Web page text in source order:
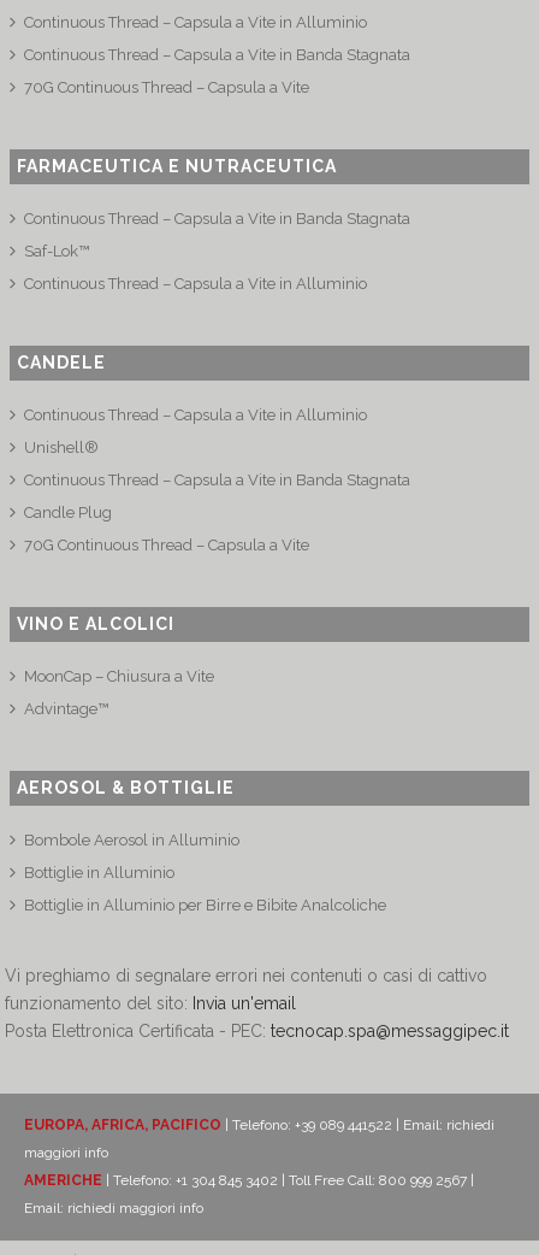
Continuous Thread – Capsula a Vite in Alluminio
Continuous Thread – Capsula a Vite in Banda Stagnata
70G Continuous Thread – Capsula a Vite
FARMACEUTICA E NUTRACEUTICA
Continuous Thread – Capsula a Vite in Banda Stagnata
Saf-Lok™
Continuous Thread – Capsula a Vite in Alluminio
CANDELE
Continuous Thread – Capsula a Vite in Alluminio
Unishell®
Continuous Thread – Capsula a Vite in Banda Stagnata
Candle Plug
70G Continuous Thread – Capsula a Vite
VINO E ALCOLICI
MoonCap – Chiusura a Vite
Advintage™
AEROSOL & BOTTIGLIE
Bombole Aerosol in Alluminio
Bottiglie in Alluminio
Bottiglie in Alluminio per Birre e Bibite Analcoliche
Vi preghiamo di segnalare errori nei contenuti o casi di cattivo
funzionamento del sito: Invia un'email
Posta Elettronica Certificata - PEC:tecnocap.spa@messaggipec.it
EUROPA, AFRICA, PACIFICO | Telefono: +39 089 441522 | Email: richiedi
maggiori info
AMERICHE | Telefono: +1 304 845 3402 | Toll Free Call: 800 999 2567 |
Email: richiedi maggiori info